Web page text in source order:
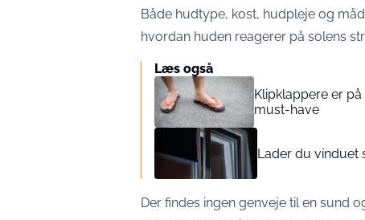
Både hudtype, kost, hudpleje og
hvordan huden reagerer på solens
Læs også
Klipklappere er
must-have
Lader du vinduet
Der findes ingen genveje til en sund